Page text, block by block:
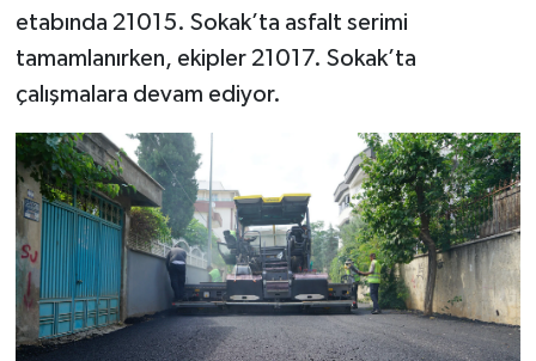
etabında 21015. Sokak’ta asfalt serimi
tamamlanırken, ekipler 21017. Sokak’ta
çalışmalara devam ediyor.
MİZAH
Genel
Politika
YEREL
BÖLGEDEN